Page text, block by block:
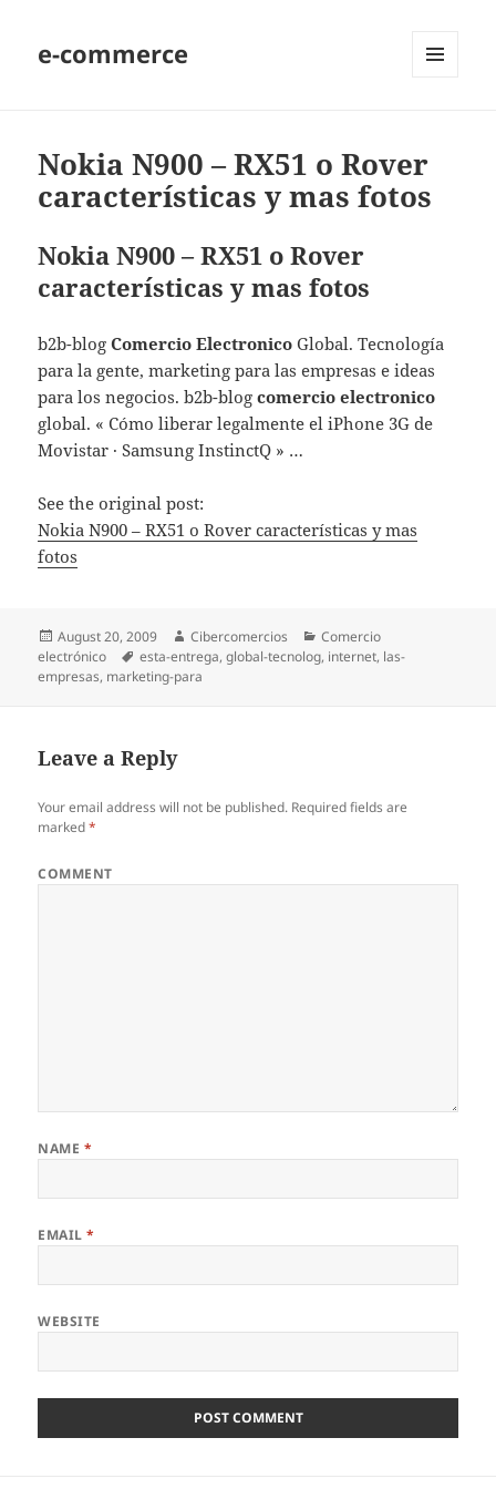
e-commerce
Nokia N900 – RX51 o Rover
características y mas fotos
Nokia N900 – RX51 o Rover
características y mas fotos
b2b-blogComercio Electronico Global. Tecnología
para la gente, marketing para las empresas e ideas
para los negocios. b2b-blogcomercio electronico
global. « Cómo liberar legalmente el iPhone 3G de
Movistar · Samsung InstinctQ » …
See the original post:
Nokia N900 – RX51 o Rover características y mas
fotos
Posted
on
August 20, 2009 Author
Cibercomercios Categories
Comercio
electrónico
Tags
esta-entrega,global-tecnolog, internet, las-
empresas, marketing-para
Leave a Reply
Your email address will not be published. Required fields are
marked*
COMMENT
NAME *
EMAIL*
WEBSITE